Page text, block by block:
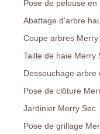
Pose de pelouse
Abattage d'arbre
Coupe arbres Merry
Taille de haie Merry
Dessouchage arbre
Pose de clôture
Jardinier Merry Sec
Pose de grillage